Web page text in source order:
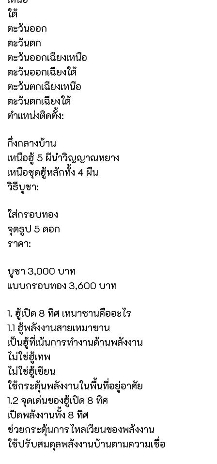
ใต้
ตะวันออก
ตะวันตก
ตะวันออกเฉียงเหนือ
ตะวันออกเฉียงใต้
ตะวันตกเฉียงเหนือ
ตะวันตกเฉียงใต้
ตำแหน่งติดตั้ง:
กึ่งกลางบ้าน
เหนือฮู้ 5 ผีนำวิญญาณหยาง
เหนือชุดฮู้หลักทั้ง 4 ผืน
วิธีบูชา:
ใส่กรอบทอง
จุดธูป 5 ดอก
ราคา:
บูชา 3,000 บาท
แบบกรอบทอง 3,600 บาท
1. ฮู้เปิด 8 ทิศ เหมาซานคืออะไร
1.1 ฮู้พลังงานสายเหมาซาน
เป็นฮู้ที่เน้นการทำงานด้านพลังงาน
ไม่ใช่ฮู้เทพ
ไม่ใช่ฮู้เซียน
ใช้กระตุ้นพลังงานในพื้นที่อยู่อาศัย
1.2 จุดเด่นของฮู้เปิด 8 ทิศ
เปิดพลังงานทั้ง 8 ทิศ
ช่วยกระตุ้นการไหลเวียนของพลังงาน
ใช้ปรับสมดุลพลังงานบ้านตามความเชื่อ